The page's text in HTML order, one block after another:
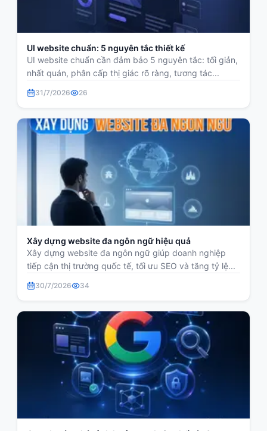
UI website chuẩn: 5 nguyên tắc thiết kế
UI website chuẩn cần đảm bảo 5 nguyên tắc: tối giản,
nhất quán, phân cấp thị giác rõ ràng, tương tác...
31/7/2026 26
Xây dựng website đa ngôn ngữ hiệu quả
Xây dựng website đa ngôn ngữ giúp doanh nghiệp
tiếp cận thị trường quốc tế, tối ưu SEO và tăng tỷ lệ...
30/7/2026 34